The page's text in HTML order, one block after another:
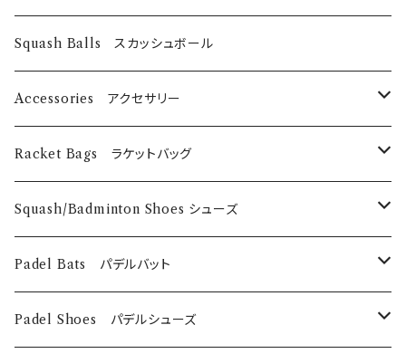
EyeRackets
DUNLOP
パデルバット
レディースウェア
EyeRackets
メンズウェア
EyeRackets
EyeRackets
Harrow
DUNLOP
Technifibre
Unsquashable
Squash Balls スカッシュボール
Accessories アクセサリー
Eye Wears
EyeRackets
Harrow
Grips
Strings
Racket Bags ラケットバッグ
​Harrow
EyeRackets
Squash/Badminton Shoes シューズ
EyeRackets
Babolat
Padel Bats パデルバット
DUNLOP
Padel Shoes パデルシューズ